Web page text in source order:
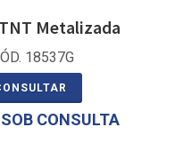
Metalizada
18537G
CONSULTA